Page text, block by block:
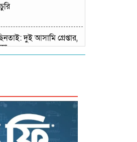
দুই আসামি গ্রেপ্তার,
চূড়ান্ত
বিকেএসপির নতুন
সরেজমিনে যুব ও ক্রীড়া